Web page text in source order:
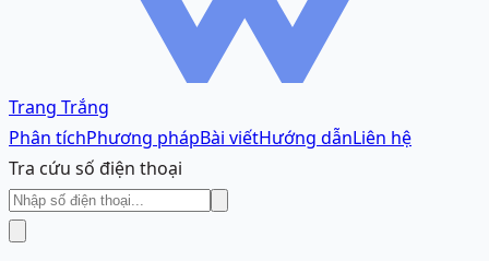
Trang Trắng
Phân tíchPhương phápBài viếtHướng dẫnLiên hệ
Tra cứu số điện thoại